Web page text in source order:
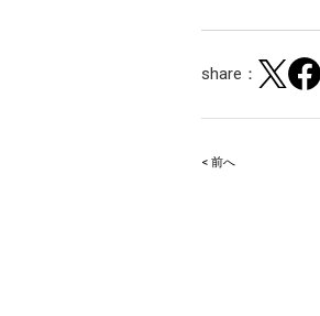
share：
Post
< 前へ